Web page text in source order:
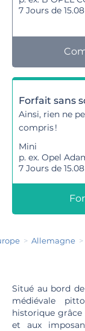
7 Jours de
Forfait sans
Ainsi, rien ne
compris !
Mini
p. ex. Opel
7 Jours de
Allemagne
Situé au bord
médiévale
historique
et aux